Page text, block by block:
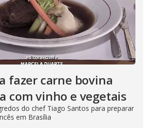
fazer carne bovina
com vinho e vegetais
do chef Tiago Santos para preparar
em Brasília